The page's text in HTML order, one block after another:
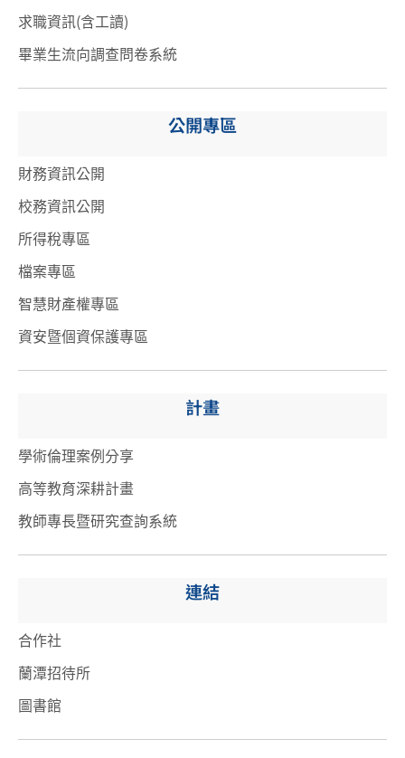
求職資訊(含工讀)
畢業生流向調查問卷系統
公開專區
財務資訊公開
校務資訊公開
所得稅專區
檔案專區
智慧財產權專區
資安暨個資保護專區
計畫
學術倫理案例分享
高等教育深耕計畫
教師專長暨研究查詢系統
連結
合作社
蘭潭招待所
圖書館